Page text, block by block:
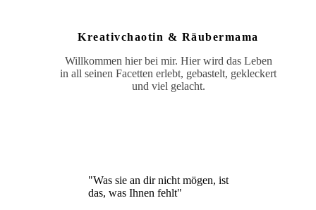
Kreativchaotin & Räubermama
Willkommen hier bei mir. Hier wird das Leben
in all seinen Facetten erlebt, gebastelt, gekleckert
und viel gelacht.
"Was sie an dir nicht mögen, ist
das, was Ihnen fehlt"